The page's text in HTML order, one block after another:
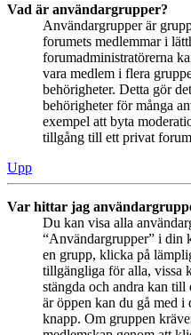
Vad är användargrupper?
Användargrupper är
forumets medlemmar i
forumadministratörerna
vara medlem i flera
behörigheter. Detta gör
behörigheter för många
exempel att byta
tillgång till ett privat
Upp
Var hittar jag
Du kan visa alla
“Användargrupper” i din
en grupp, klicka på
tillgängliga för alla, vissa
stängda och andra kan
är öppen kan du gå med
knapp. Om gruppen